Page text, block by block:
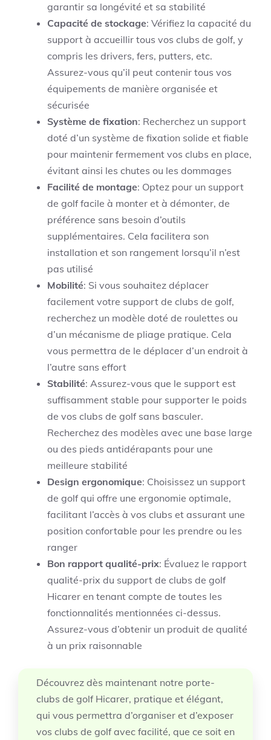
garantir sa longévité et sa stabilité
Capacité de stockage: Vérifiez la capacité du
support à accueillir tous vos clubs de golf, y
compris les drivers, fers, putters, etc.
Assurez-vous qu’il peut contenir tous vos
équipements de manière organisée et
sécurisée
Système de fixation: Recherchez un support
doté d’un système de fixation solide et fiable
pour maintenir fermement vos clubs en place,
évitant ainsi les chutes ou les dommages
Facilité de montage: Optez pour un support
de golf facile à monter et à démonter, de
préférence sans besoin d’outils
supplémentaires. Cela facilitera son
installation et son rangement lorsqu’il n’est
pas utilisé
Mobilité: Si vous souhaitez déplacer
facilement votre support de clubs de golf,
recherchez un modèle doté de roulettes ou
d’un mécanisme de pliage pratique. Cela
vous permettra de le déplacer d’un endroit à
l’autre sans effort
Stabilité: Assurez-vous que le support est
suffisamment stable pour supporter le poids
de vos clubs de golf sans basculer.
Recherchez des modèles avec une base large
ou des pieds antidérapants pour une
meilleure stabilité
Design ergonomique: Choisissez un support
de golf qui offre une ergonomie optimale,
facilitant l’accès à vos clubs et assurant une
position confortable pour les prendre ou les
ranger
Bon rapport qualité-prix: Évaluez le rapport
qualité-prix du support de clubs de golf
Hicarer en tenant compte de toutes les
fonctionnalités mentionnées ci-dessus.
Assurez-vous d’obtenir un produit de qualité
à un prix raisonnable
Découvrez dès maintenant notre porte-
clubs de golf Hicarer, pratique et élégant,
qui vous permettra d’organiser et d’exposer
vos clubs de golf avec facilité, que ce soit en